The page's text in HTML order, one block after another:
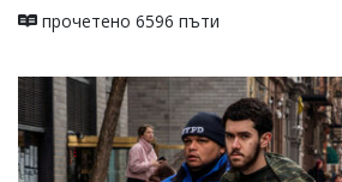
прочетено 6596 пъти